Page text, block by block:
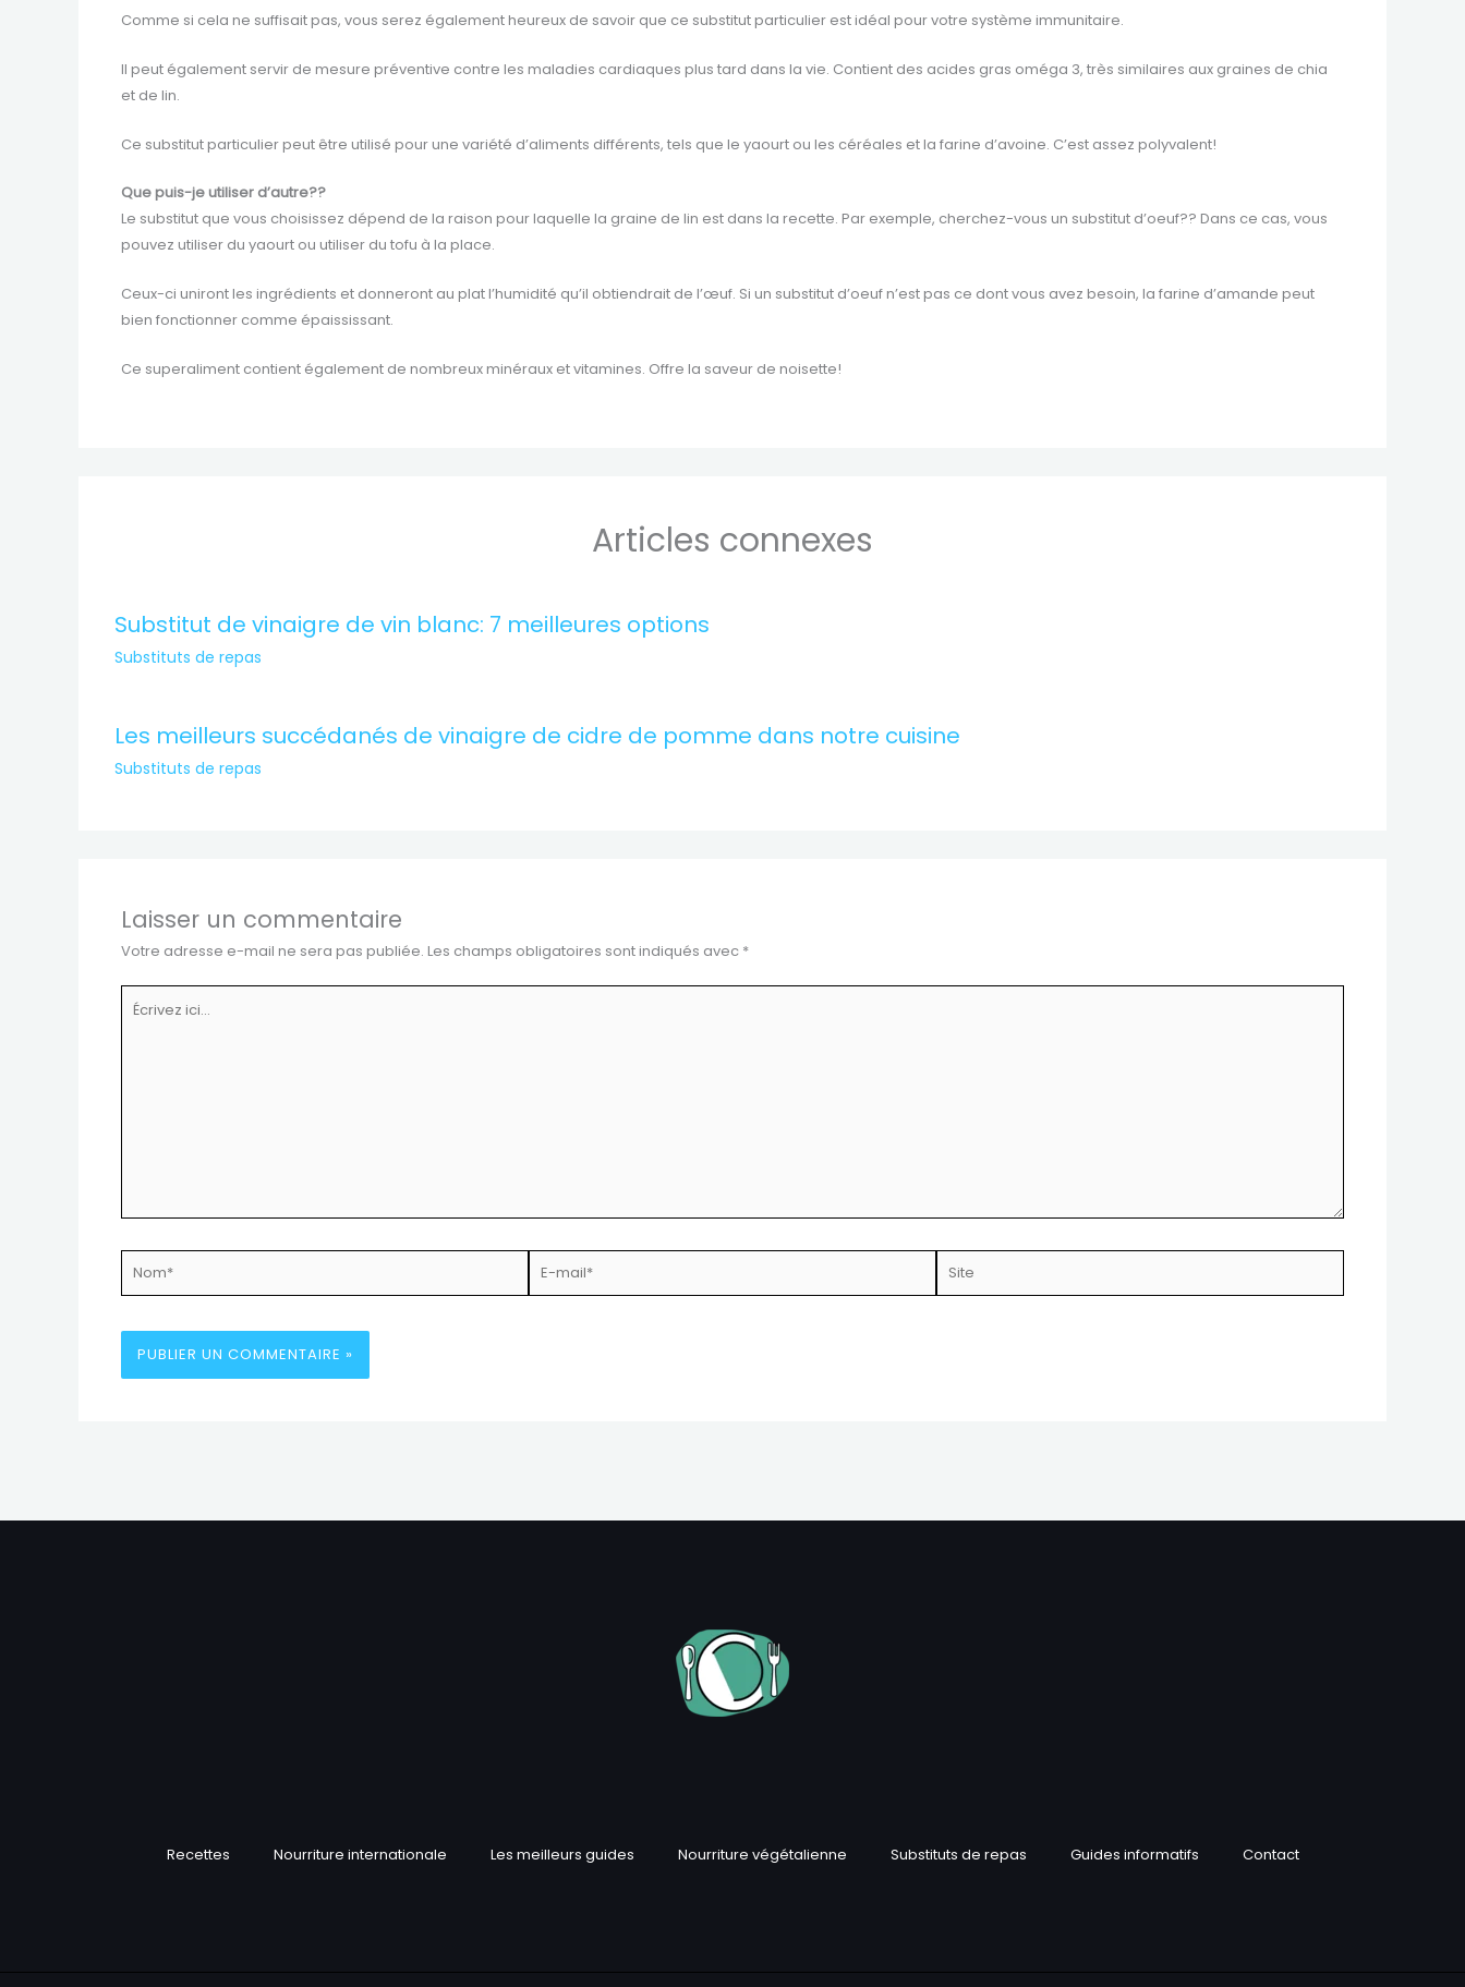
Comme si cela ne suffisait pas, vous serez également heureux de savoir que ce substitut particulier est idéal pour votre système immunitaire.
Il peut également servir de mesure préventive contre les maladies cardiaques plus tard dans la vie. Contient des acides gras oméga 3, très similaires aux graines de chia
et de lin.
Ce substitut particulier peut être utilisé pour une variété d’aliments différents, tels que le yaourt ou les céréales et la farine d’avoine. C’est assez polyvalent!
Que puis-je utiliser d’autre??
Le substitut que vous choisissez dépend de la raison pour laquelle la graine de lin est dans la recette. Par exemple, cherchez-vous un substitut d’oeuf?? Dans ce cas, vous
pouvez utiliser du yaourt ou utiliser du tofu à la place.
Ceux-ci uniront les ingrédients et donneront au plat l’humidité qu’il obtiendrait de l’œuf. Si un substitut d’oeuf n’est pas ce dont vous avez besoin, la farine d’amande peut
bien fonctionner comme épaississant.
Ce superaliment contient également de nombreux minéraux et vitamines. Offre la saveur de noisette!
Articles connexes
Substitut de vinaigre de vin blanc: 7 meilleures options
Substituts de repas
Les meilleurs succédanés de vinaigre de cidre de pomme dans notre cuisine
Substituts de repas
Laisser un commentaire
Votre adresse e-mail ne sera pas publiée. Les champs obligatoires sont indiqués avec *
Écrivez
Recettes Nourriture internationale Les meilleurs guides Nourriture végétalienne Substituts de repas Guides informatifs Contact